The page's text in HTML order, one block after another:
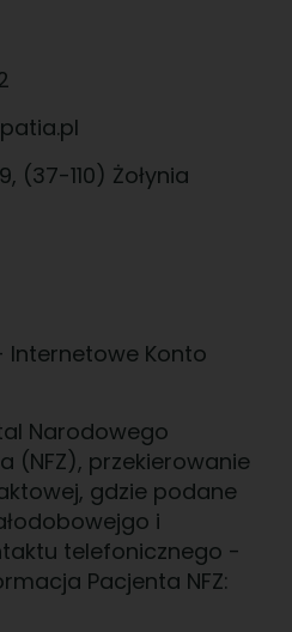
(37-110) Żołynia
Internetowe Konto
Narodowego
(NFZ), przekierowanie
gdzie podane
i
telefonicznego -
Pacjenta NFZ: